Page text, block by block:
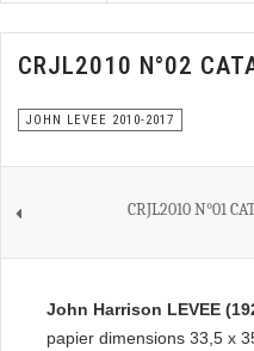
CRJL2010 N°02
JOHN LEVEE 2010-2017
CRJL2010 N°01
John Harrison LEVEE
papier dimensions 33,5 x